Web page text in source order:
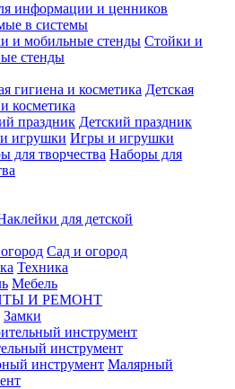
информации и ценников
в системы
Стойки и
стенды
Детская
косметика
Детский праздник
Игры и игрушки
Наборы для
для детской
Сад и огород
Техника
Мебель
И РЕМОНТ
Замки
инструмент
Малярный